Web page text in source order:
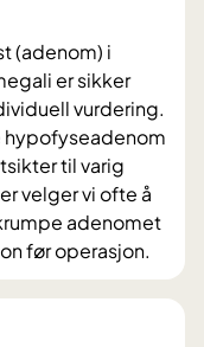
(adenom) i
er sikker
vurdering.
hypofyseadenom
til varig
velger vi ofte å
adenomet
før operasjon.